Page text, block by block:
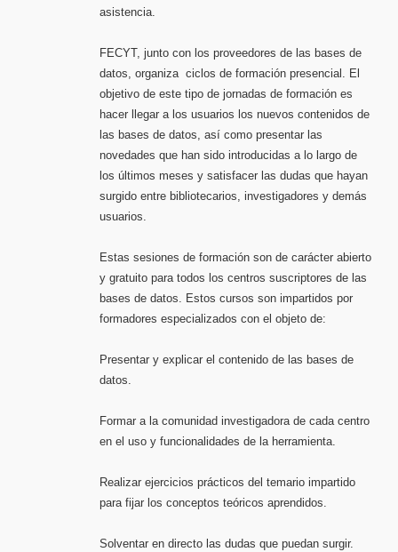
asistencia.
FECYT, junto con los proveedores de las bases de
datos, organiza ciclos de formación presencial. El
objetivo de este tipo de jornadas de formación es
hacer llegar a los usuarios los nuevos contenidos de
las bases de datos, así como presentar las
novedades que han sido introducidas a lo largo de
los últimos meses y satisfacer las dudas que hayan
surgido entre bibliotecarios, investigadores y demás
usuarios.
Estas sesiones de formación son de carácter abierto
y gratuito para todos los centros suscriptores de las
bases de datos. Estos cursos son impartidos por
formadores especializados con el objeto de:
Presentar y explicar el contenido de las bases de
datos.
Formar a la comunidad investigadora de cada centro
en el uso y funcionalidades de la herramienta.
Realizar ejercicios prácticos del temario impartido
para fijar los conceptos teóricos aprendidos.
Solventar en directo las dudas que puedan surgir.